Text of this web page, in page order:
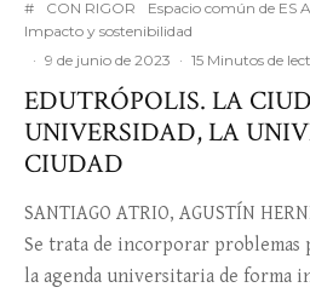
# CON RIGOR
Espacio común de ES
Impacto y sostenibilidad
· 9 de junio de 2023 · 15 Minutos de
EDUTRÓPOLIS. LA
UNIVERSIDAD, LA
CIUDAD
SANTIAGO ATRIO, AGUSTÍN
Se trata de incorporar problemas
la agenda universitaria de forma